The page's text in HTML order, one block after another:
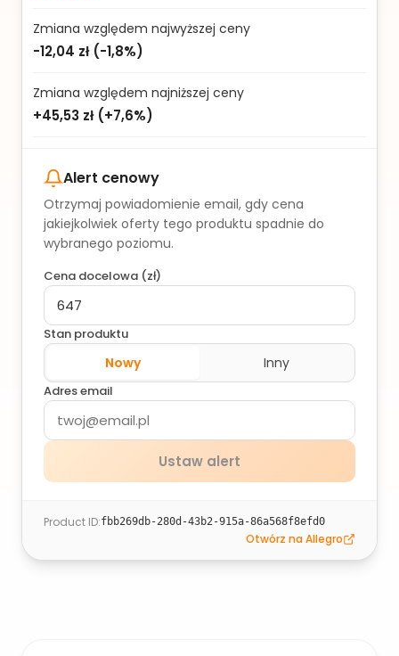
Zmiana względem najwyższej ceny
-12,04 zł(-1,8%)
Zmiana względem najniższej ceny
+45,53 zł(+7,6%)
Alert cenowy
Otrzymaj powiadomienie email, gdy cena
jakiejkolwiek oferty tego produktu spadnie do
wybranego poziomu.
Cena docelowa (zł)
Stan produktu
Nowy Inny
Adres email
Ustaw alert
Product ID:fbb269db-280d-43b2-915a-86a568f8efd0
Otwórz na Allegro